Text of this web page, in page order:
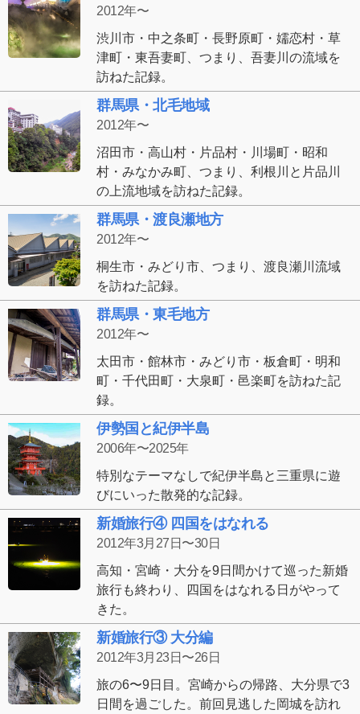
2012年〜
渋川市・中之条町・長野原町・嬬恋村・草
津町・東吾妻町、つまり、吾妻川の流域を
訪ねた記録。
群馬県・北毛地域
2012年〜
沼田市・高山村・片品村・川場町・昭和
村・みなかみ町、つまり、利根川と片品川
の上流地域を訪ねた記録。
群馬県・渡良瀬地方
2012年〜
桐生市・みどり市、つまり、渡良瀬川流域
を訪ねた記録。
群馬県・東毛地方
2012年〜
太田市・館林市・みどり市・板倉町・明和
町・千代田町・大泉町・邑楽町を訪ねた記
録。
伊勢国と紀伊半島
2006年〜2025年
特別なテーマなしで紀伊半島と三重県に遊
びにいった散発的な記録。
新婚旅行④ 四国をはなれる
2012年3月27日〜30日
高知・宮崎・大分を9日間かけて巡った新婚
旅行も終わり、四国をはなれる日がやって
きた。
新婚旅行③ 大分編
2012年3月23日〜26日
旅の6〜9日目。宮崎からの帰路、大分県で3
日間を過ごした。前回見逃した岡城を訪れ